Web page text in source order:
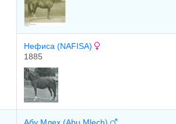
Нефиса (NAFISA)
1885